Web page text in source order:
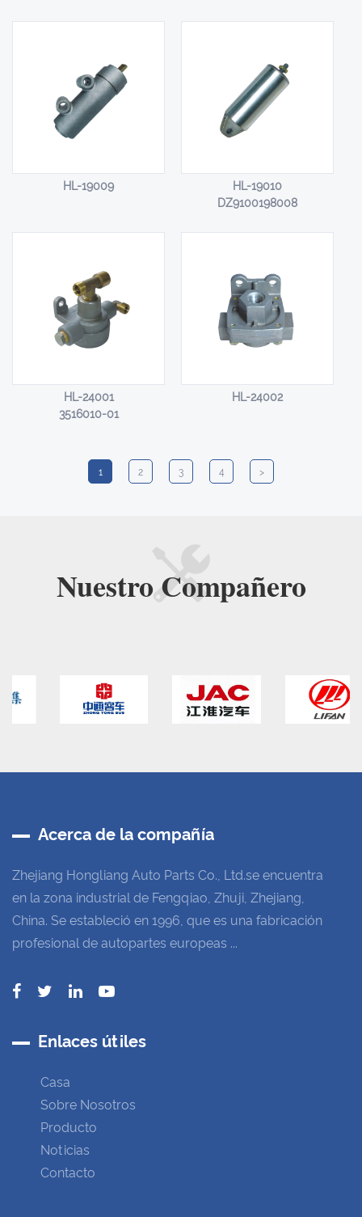
HL-19009
HL-19010
DZ9100198008
HL-24001
3516010-01
HL-24002
1 2 3 4 >
Nuestro Compañero
Acerca de la compañía
Zhejiang Hongliang Auto Parts Co., Ltd.se encuentra
en la zona industrial de Fengqiao, Zhuji, Zhejiang,
China. Se estableció en 1996, que es una fabricación
profesional de autopartes europeas ...
Enlaces útiles
Casa
Sobre Nosotros
Producto
Noticias
Contacto